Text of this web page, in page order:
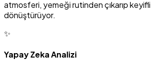
atmosferi, yemeği rutinden çıkarıp
dönüştürüyor.
✨
Yapay Zeka Analizi